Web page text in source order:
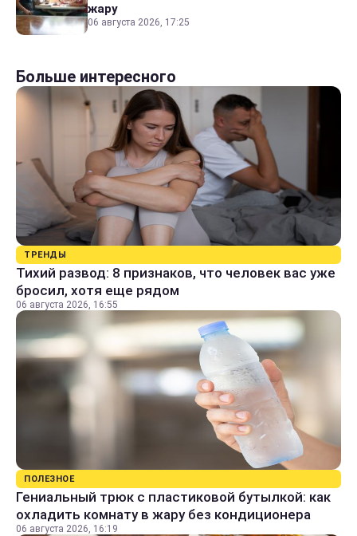
жару
06 августа 2026, 17:25
Больше интересного
ТРЕНДЫ
Тихий развод: 8 признаков, что человек вас уже
бросил, хотя еще рядом
06 августа 2026, 16:55
ПОЛЕЗНОЕ
Гениальный трюк с пластиковой бутылкой: как
охладить комнату в жару без кондиционера
06 августа 2026, 16:19